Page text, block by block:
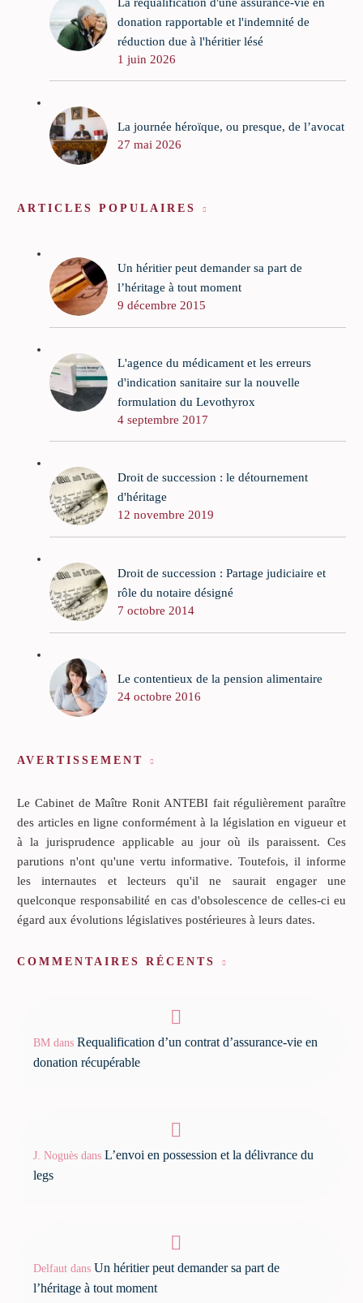
donation rapportable et l'indemnité de
réduction due à l'héritier lésé
1 juin 2026
La journée héroïque, ou presque, de l’avocat
27 mai 2026
ARTICLES POPULAIRES
Un héritier peut demander sa part de
l’héritage à tout moment
9 décembre 2015
L'agence du médicament et les erreurs
d'indication sanitaire sur la nouvelle
formulation du Levothyrox
4 septembre 2017
Droit de succession : le détournement
d'héritage
12 novembre 2019
Droit de succession : Partage judiciaire et
rôle du notaire désigné
7 octobre 2014
Le contentieux de la pension alimentaire
24 octobre 2016
AVERTISSEMENT
Le Cabinet de Maître Ronit ANTEBI fait régulièrement paraître
des articles en ligne conformément à la législation en vigueur et
à la jurisprudence applicable au jour où ils paraissent. Ces
parutions n'ont qu'une vertu informative. Toutefois, il informe
les internautes et lecteurs qu'il ne saurait engager une
quelconque responsabilité en cas d'obsolescence de celles-ci eu
égard aux évolutions législatives postérieures à leurs dates.
COMMENTAIRES RÉCENTS
BM dans Requalification d’un contrat d’assurance-vie en
donation récupérable
J. Noguès dans L’envoi en possession et la délivrance du
legs
Delfaut dans Un héritier peut demander sa part de
l’héritage à tout moment